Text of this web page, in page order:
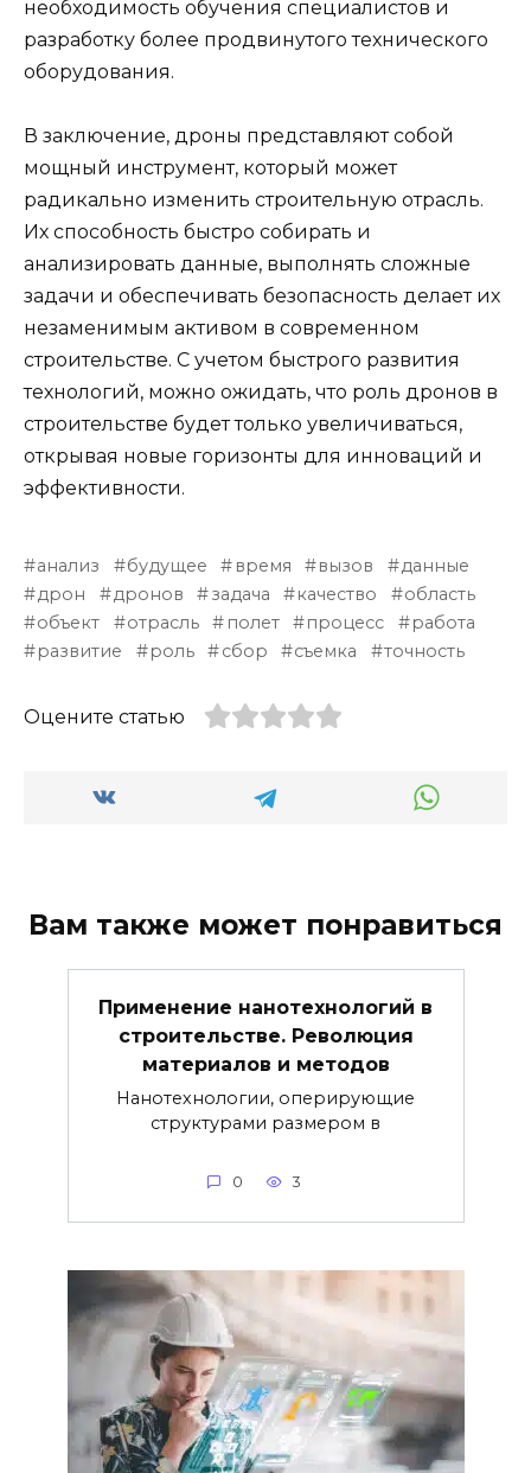
необходимость обучения специалистов и
разработку более продвинутого технического
оборудования.
В заключение, дроны представляют собой
мощный инструмент, который может
радикально изменить строительную отрасль.
Их способность быстро собирать и
анализировать данные, выполнять сложные
задачи и обеспечивать безопасность делает их
незаменимым активом в современном
строительстве. С учетом быстрого развития
технологий, можно ожидать, что роль дронов в
строительстве будет только увеличиваться,
открывая новые горизонты для инноваций и
эффективности.
анализ будущее время вызов
данные
дрон
дронов задача качество
область
объект
отрасль полет процесс
работа
развитие
роль сбор съемка точность
Оцените статью
Вам также может понравиться
Применение нанотехнологий в
строительстве. Революция
материалов и методов
Нанотехнологии, оперирующие
структурами размером в
0 3